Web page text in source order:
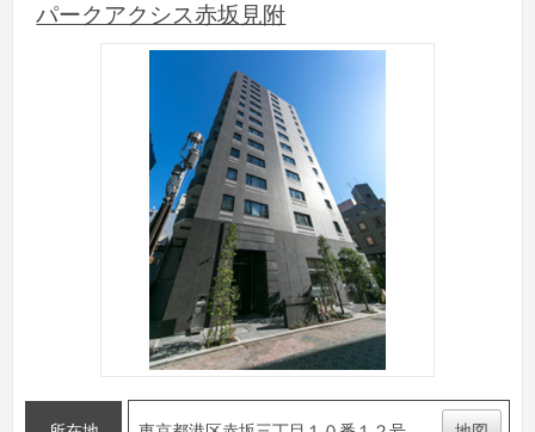
パークアクシス赤坂見附